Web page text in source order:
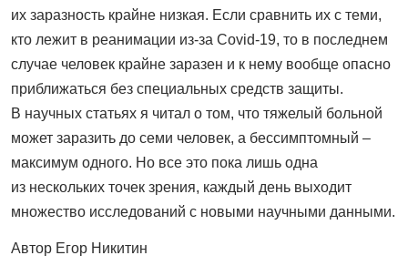
их заразность крайне низкая. Если сравнить их с теми,
кто лежит в реанимации из-за Covid-19, то в последнем
случае человек крайне заразен и к нему вообще опасно
приближаться без специальных средств защиты.
В научных статьях я читал о том, что тяжелый больной
может заразить до семи человек, а бессимптомный –
максимум одного. Но все это пока лишь одна
из нескольких точек зрения, каждый день выходит
множество исследований с новыми научными данными.
Автор Егор Никитин